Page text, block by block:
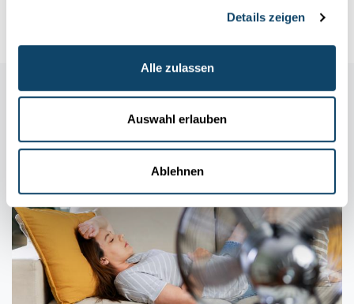
Details zeigen
Alle zulassen
Auswahl erlauben
Ablehnen
Auch in dieser Rubrik